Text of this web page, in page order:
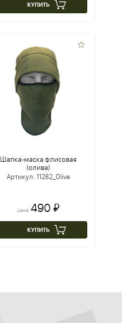
КУПИТЬ
Шапка-маска флисовая
(олива)
Артикул: 11282_Olive
Цена: 490 ₽
КУПИТЬ